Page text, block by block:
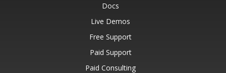
Docs
Live Demos
Free Support
Paid Support
Paid Consulting